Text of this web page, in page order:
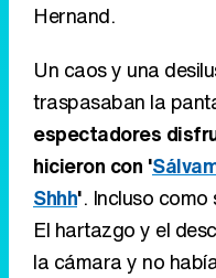
Hernand.
Un caos y una
traspasaban la
espectadores
hicieron con '
Shhh'. Incluso como
El hartazgo y el
la cámara y no